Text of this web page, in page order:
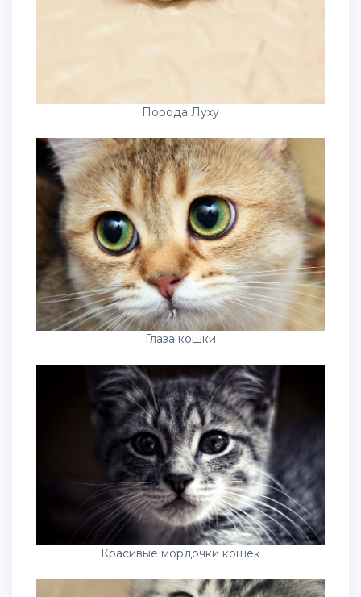
Порода Луху
Глаза кошки
Красивые мордочки кошек